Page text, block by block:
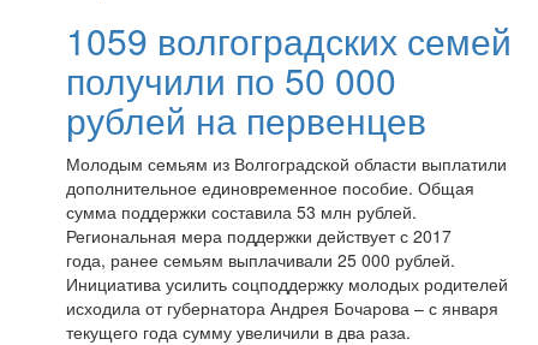
1059 волгоградских семей
получили по 50 000
рублей на первенцев
Молодым семьям из Волгоградской области выплатили
дополнительное единовременное пособие. Общая
сумма поддержки составила 53 млн рублей.
Региональная мера поддержки действует с 2017
года, ранее семьям выплачивали 25 000 рублей.
Инициатива усилить соцподдержку молодых родителей
исходила от губернатора Андрея Бочарова – с января
текущего года сумму увеличили в два раза.